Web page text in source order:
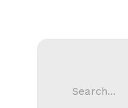
for: